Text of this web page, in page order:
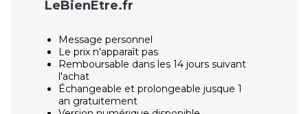
LeBienEtre.fr
Message personnel
Le prix n'apparaît pas
Remboursable dans les 14 jours suivant
l'achat
Échangeable et prolongeable jusque 1
an gratuitement